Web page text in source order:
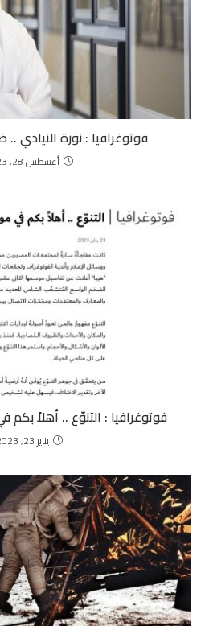
فوتوغرافيا : نورة النيادي
أغسطس 28, 2023
فوتوغرافيا : التنوّع .. أهلاً
يناير 23, 2023